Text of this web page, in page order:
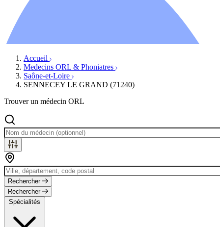
Évènements
Accueil
Medecins ORL & Phoniatres
Saône-et-Loire
SENNECEY LE GRAND (71240)
Trouver un médecin ORL
Rechercher
Rechercher
Spécialités